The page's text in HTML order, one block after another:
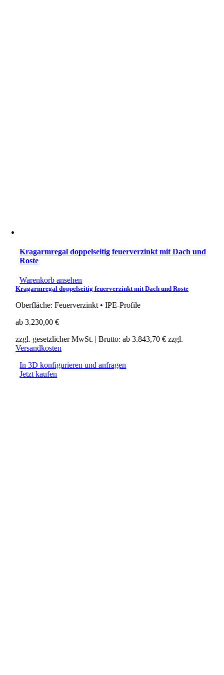
Kragarmregal doppelseitig feuerverzinkt mit Dach und
Roste
Warenkorb ansehen
Kragarmregal doppelseitig feuerverzinkt mit Dach und Roste
Oberfläche: Feuerverzinkt • IPE-Profile
ab3.230,00€
zzgl. gesetzlicher MwSt. | Brutto: ab3.843,70€ zzgl.
Versandkosten
In 3D konfigurieren und anfragen
Jetzt kaufen